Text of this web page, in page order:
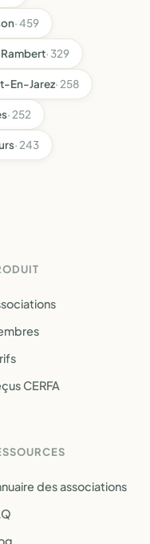
· 459
· 329
En-Jarez· 258
· 252
· 243
CERFA
des associations